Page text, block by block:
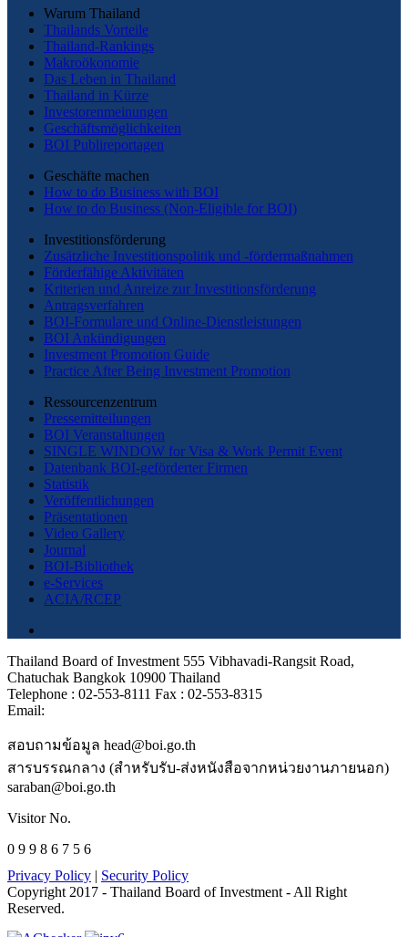
Warum Thailand
Thailands Vorteile
Thailand-Rankings
Makroökonomie
Das Leben in Thailand
Thailand in Kürze
Investorenmeinungen
Geschäftsmöglichkeiten
BOI Publireportagen
Geschäfte machen
How to do Business with BOI
How to do Business (Non-Eligible for BOI)
Investitionsförderung
Zusätzliche Investitionspolitik und -fördermaßnahmen
Förderfähige Aktivitäten
Kriterien und Anreize zur Investitionsförderung
Antragsverfahren
BOI-Formulare und Online-Dienstleistungen
BOI Ankündigungen
Investment Promotion Guide
Practice After Being Investment Promotion
Ressourcenzentrum
Pressemitteilungen
BOI Veranstaltungen
SINGLE WINDOW for Visa & Work Permit Event
Datenbank BOI-geförderter Firmen
Statistik
Veröffentlichungen
Präsentationen
Video Gallery
Journal
BOI-Bibliothek
e-Services
ACIA/RCEP
Thailand Board of Investment 555 Vibhavadi-Rangsit Road,
Chatuchak Bangkok 10900 Thailand
Telephone : 02-553-8111 Fax : 02-553-8315
Email:
สอบถามข้อมูล head@boi.go.th
สารบรรณกลาง (สำหรับรับ-ส่งหนังสือจากหน่วยงานภายนอก)
saraban@boi.go.th
Visitor No.
0 9 9 8 6 7 5 6
Privacy Policy | Security Policy
Copyright 2017 - Thailand Board of Investment - All Right
Reserved.